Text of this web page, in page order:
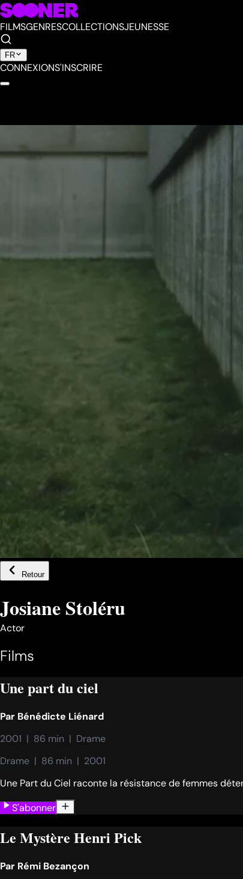
FILMSGENRESCOLLECTIONSJEUNESSE
FR
CONNEXIONS'INSCRIRE
Retour
Josiane Stoléru
Actor
Films
Une part du ciel
Par Bénédicte Liénard
2001  |  86 min  |  Drame
Drame  |  86 min  |  2001
Une Part du Ciel raconte la résistance de femmes
S'abonner
Le Mystère Henri Pick
Par Rémi Bezançon